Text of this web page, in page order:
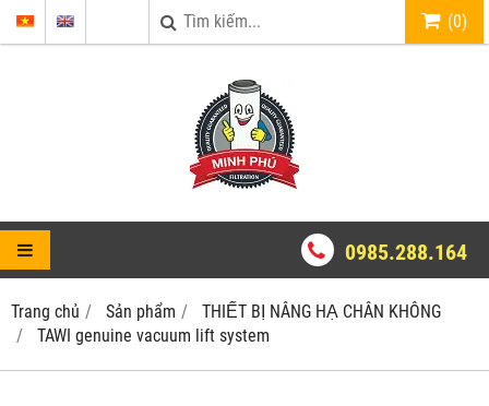
(0)
0985.288.164
Trang chủ Sản phẩm
THIẾT BỊ NÂNG HẠ CHÂN KHÔNG
TAWI genuine vacuum lift system